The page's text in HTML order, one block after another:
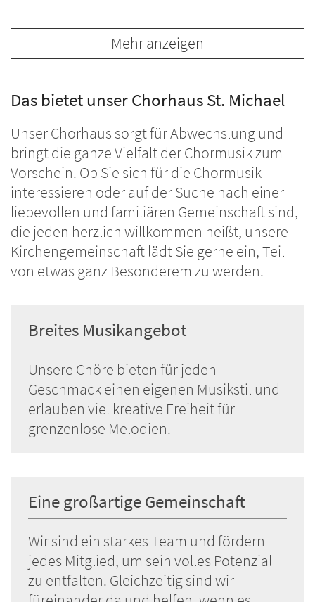
Mehr anzeigen
Das bietet unser Chorhaus St. Michael
Unser Chorhaus sorgt für Abwechslung und
bringt die ganze Vielfalt der Chormusik zum
Vorschein. Ob Sie sich für die Chormusik
interessieren oder auf der Suche nach einer
liebevollen und familiären Gemeinschaft sind,
die jeden herzlich willkommen heißt, unsere
Kirchengemeinschaft lädt Sie gerne ein, Teil
von etwas ganz Besonderem zu werden.
Breites Musikangebot
Unsere Chöre bieten für jeden
Geschmack einen eigenen Musikstil und
erlauben viel kreative Freiheit für
grenzenlose Melodien.
Eine großartige Gemeinschaft
Wir sind ein starkes Team und fördern
jedes Mitglied, um sein volles Potenzial
zu entfalten. Gleichzeitig sind wir